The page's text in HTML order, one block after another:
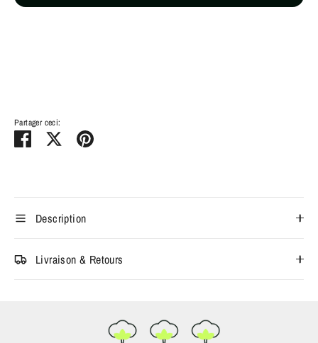
Partager ceci:
Partager TweeterÉpingler
Description
Livraison & Retours